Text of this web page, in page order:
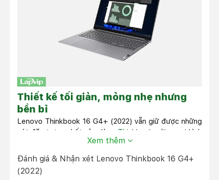
Thiết kế tối giản, mỏng nhẹ nhưng
bền bỉ
Lenovo Thinkbook 16 G4+ (2022) vẫn giữ được những
nét đặc trưng nhất của dòng Thinkbook
với ngoại hình
mỏng nhẹ nhưng chắc chắn. Vẻ ngoài của máy rất "nịnh
mắt" người xem với thiết kế hai màu xám đậm, nhạt
sang trọng. Tổng thể máy tính được làm vuông vắn với
các góc cạnh máy được bo cong nhẹ mang đến sự
Xem thêm
Đánh giá & Nhận xét Lenovo Thinkbook 16 G4+
(2022)